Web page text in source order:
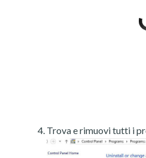
Trova e rimuovi tutti i